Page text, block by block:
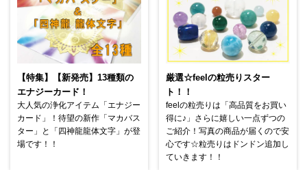
【特集】【新発売】13種類の
エナジーカード！
大人気の浄化アイテム「エナジー
カード」！待望の新作「マカバス
ター」と「四神龍龍体文字」が登
場です！！
厳選☆feelの粒売りスター
ト！！
feelの粒売りは「高品質をお買い
得に♪」さらに嬉しい一点ずつの
ご紹介！写真の商品が届くので安
心です☆粒売りはドンドン追加し
ていきます！！